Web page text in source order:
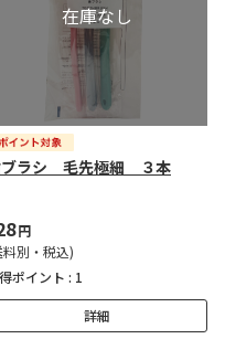
ラシ 毛先極細 ３本
円
料別・税込)
ポイント : 1
詳細